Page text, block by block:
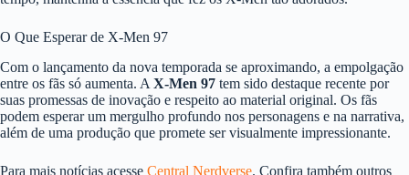
O Que Esperar de X-Men 97
Com o lançamento da nova temporada se aproximando, a empolgação
entre os fãs só aumenta. A X-Men 97 tem sido destaque recente por
suas promessas de inovação e respeito ao material original. Os fãs
podem esperar um mergulho profundo nos personagens e na narrativa,
além de uma produção que promete ser visualmente impressionante.
Para mais notícias acesse Central Nerdverse. Confira também outros